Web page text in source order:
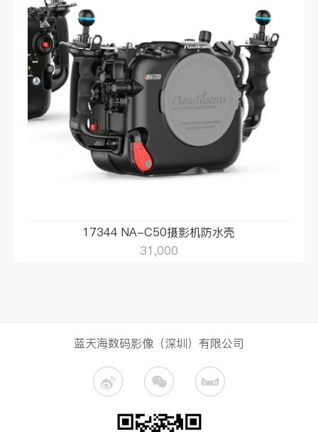
17344 NA-C50摄影机防水壳
31,000
蓝天海数码影像（深圳）有限公司